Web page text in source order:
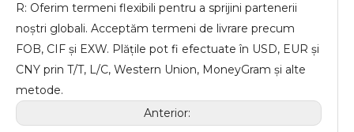
R: Oferim termeni flexibili pentru a sprijini partenerii
noștri globali. Acceptăm termeni de livrare precum
FOB, CIF și EXW. Plățile pot fi efectuate în USD, EUR și
CNY prin T/T, L/C, Western Union, MoneyGram și alte
metode.
Anterior: